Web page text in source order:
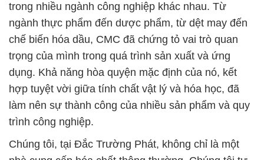
trong nhiều ngành công nghiệp khác nhau. Từ
ngành thực phẩm đến dược phẩm, từ dệt may đến
chế biến hóa dầu, CMC đã chứng tỏ vai trò quan
trọng của mình trong quá trình sản xuất và ứng
dụng. Khả năng hòa quyện mặc định của nó, kết
hợp tuyệt vời giữa tính chất vật lý và hóa học, đã
làm nên sự thành công của nhiều sản phẩm và quy
trình công nghiệp.
Chúng tôi, tại Đắc Trường Phát, không chỉ là một